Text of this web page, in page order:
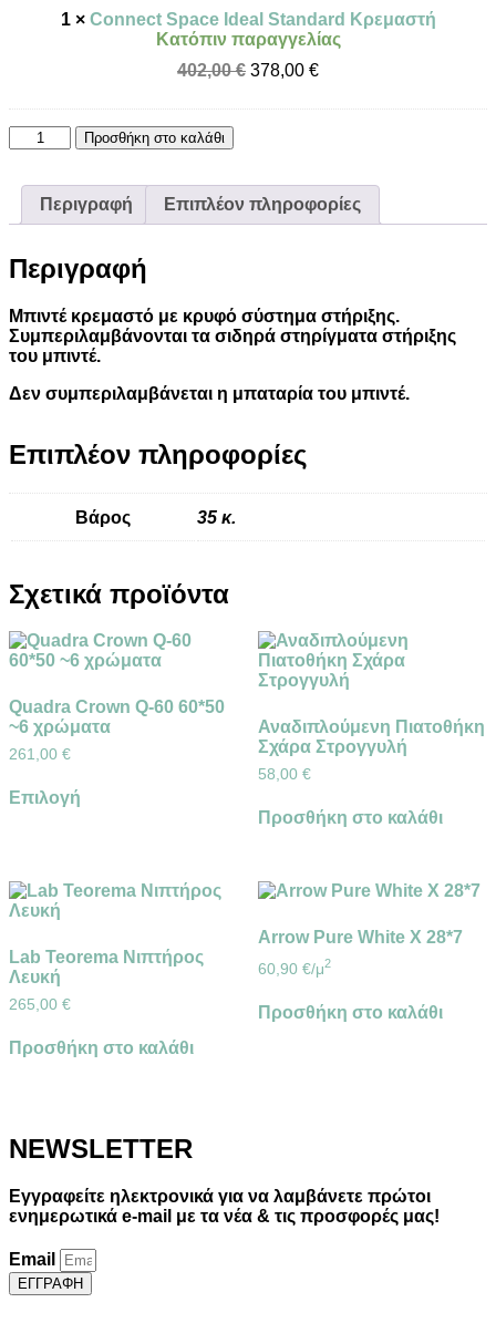
1× Connect Space Ideal Standard Κρεμαστή
Κατόπιν παραγγελίας
402,00€ Original
was:
378,00 €Η
τιμή
Connect
Space
Standard
Μπιντέ
Προσθήκη στο καλάθι
Περιγραφή Επιπλέον πληροφορίες
Περιγραφή
Μπιντέ κρεμαστό με κρυφό σύστημα στήριξης.
Συμπεριλαμβάνονται τα σιδηρά στηρίγματα στήριξης
του μπιντέ.
Δεν συμπεριλαμβάνεται η μπαταρία του μπιντέ.
Επιπλέον πληροφορίες
Βάρος 35 κ.
Σχετικά προϊόντα
Quadra Crown Q-60 60*50
~6 χρώματα
261,00 €
Επιλογή
παραλλαγές.
Οι
να
προϊόντος
Αναδιπλούμενη Πιατοθήκη
Σχάρα Στρογγυλή
58,00 €
Προσθήκη στο καλάθι
Lab Teorema Νιπτήρος
Λευκή
265,00 €
Προσθήκη στο καλάθι
Arrow Pure White X 28*7
60,90 €/μ2
Προσθήκη στο καλάθι
NEWSLETTER
Εγγραφείτε ηλεκτρονικά για να λαμβάνετε πρώτοι
ενημερωτικά e-mail με τα νέα & τις προσφορές μας!
Email
ΕΓΓΡΑΦΗ